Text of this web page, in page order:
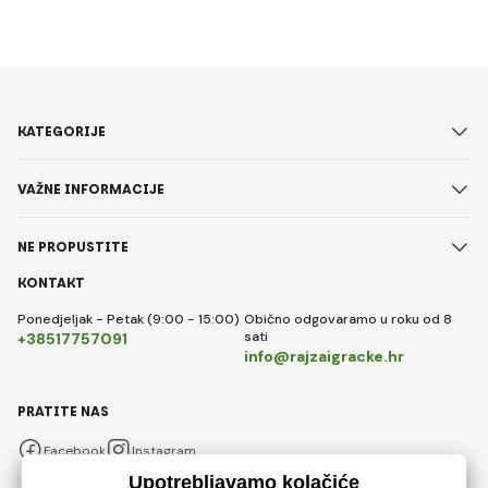
KONTAKT
Ponedjeljak - Petak (9:00 - 15:00)
+38517757091
Obično odgovaramo u roku od 8
sati
info@rajzaigracke.hr
KATEGORIJE
VAŽNE INFORMACIJE
NE PROPUSTITE
PRATITE NAS
Facebook Instagram